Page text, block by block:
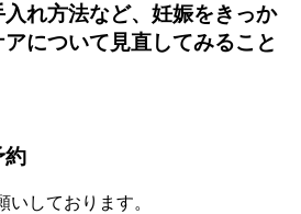
れ方法など、妊娠をきっか
について見直してみること
約
しております。